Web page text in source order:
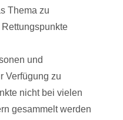
Thema zu
und
Verfügung zu
nicht bei vielen
gesammelt werden